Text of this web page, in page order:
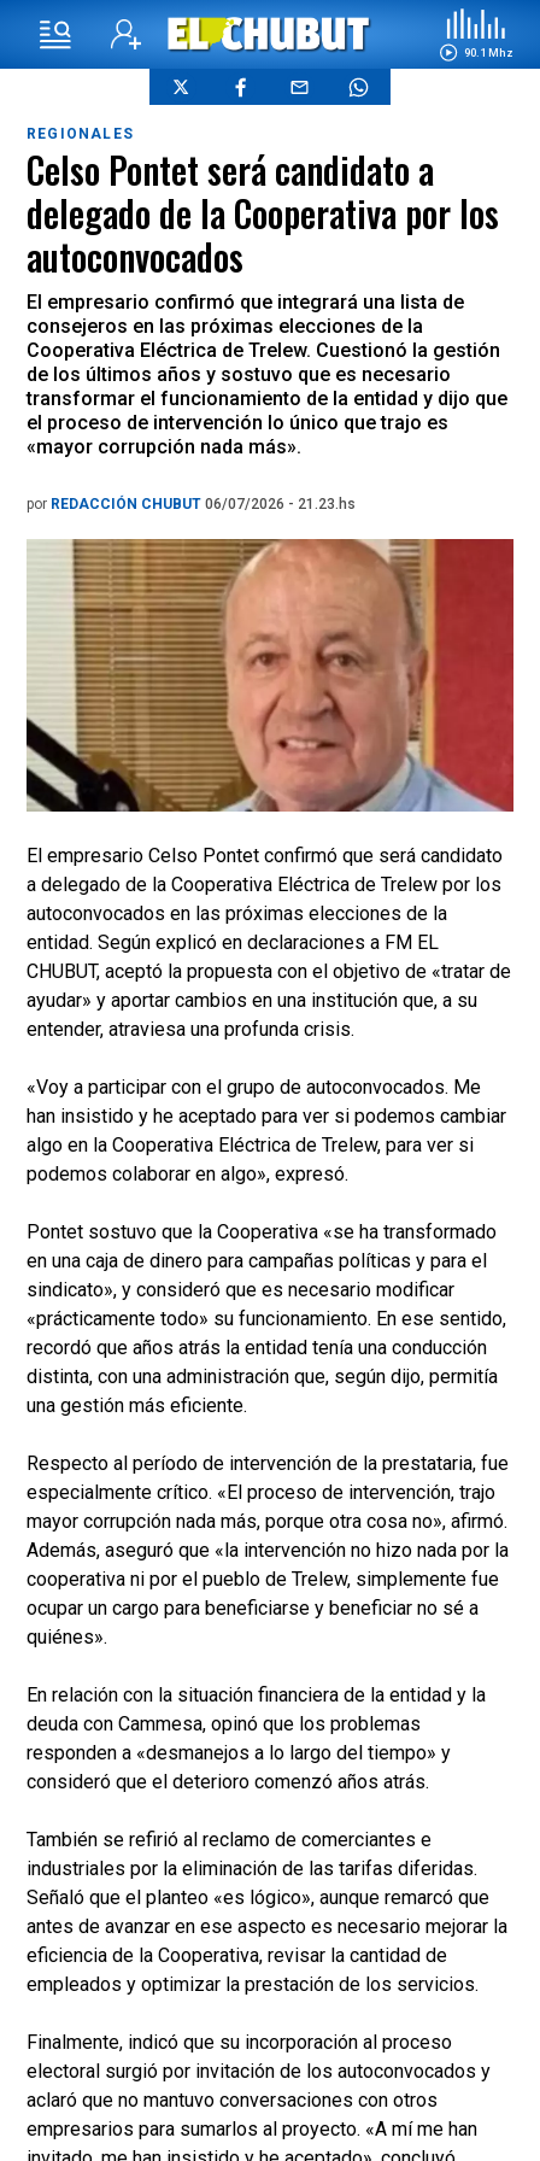
90.1 Mhz
REGIONALES
Celso Pontet será candidato a
delegado de la Cooperativa por los
autoconvocados
El empresario confirmó que integrará una lista de
consejeros en las próximas elecciones de la
Cooperativa Eléctrica de Trelew. Cuestionó la gestión
de los últimos años y sostuvo que es necesario
transformar el funcionamiento de la entidad y dijo que
el proceso de intervención lo único que trajo es
«mayor corrupción nada más».
por REDACCIÓN CHUBUT 06/07/2026 - 21.23.hs
El empresario Celso Pontet confirmó que será candidato
a delegado de la Cooperativa Eléctrica de Trelew por los
autoconvocados en las próximas elecciones de la
entidad. Según explicó en declaraciones a FM EL
CHUBUT, aceptó la propuesta con el objetivo de «tratar de
ayudar» y aportar cambios en una institución que, a su
entender, atraviesa una profunda crisis.
«Voy a participar con el grupo de autoconvocados. Me
han insistido y he aceptado para ver si podemos cambiar
algo en la Cooperativa Eléctrica de Trelew, para ver si
podemos colaborar en algo», expresó.
Pontet sostuvo que la Cooperativa «se ha transformado
en una caja de dinero para campañas políticas y para el
sindicato», y consideró que es necesario modificar
«prácticamente todo» su funcionamiento. En ese sentido,
recordó que años atrás la entidad tenía una conducción
distinta, con una administración que, según dijo, permitía
una gestión más eficiente.
Respecto al período de intervención de la prestataria, fue
especialmente crítico. «El proceso de intervención, trajo
mayor corrupción nada más, porque otra cosa no», afirmó.
Además, aseguró que «la intervención no hizo nada por la
cooperativa ni por el pueblo de Trelew, simplemente fue
ocupar un cargo para beneficiarse y beneficiar no sé a
quiénes».
En relación con la situación financiera de la entidad y la
deuda con Cammesa, opinó que los problemas
responden a «desmanejos a lo largo del tiempo» y
consideró que el deterioro comenzó años atrás.
También se refirió al reclamo de comerciantes e
industriales por la eliminación de las tarifas diferidas.
Señaló que el planteo «es lógico», aunque remarcó que
antes de avanzar en ese aspecto es necesario mejorar la
eficiencia de la Cooperativa, revisar la cantidad de
empleados y optimizar la prestación de los servicios.
Finalmente, indicó que su incorporación al proceso
electoral surgió por invitación de los autoconvocados y
aclaró que no mantuvo conversaciones con otros
empresarios para sumarlos al proyecto. «A mí me han